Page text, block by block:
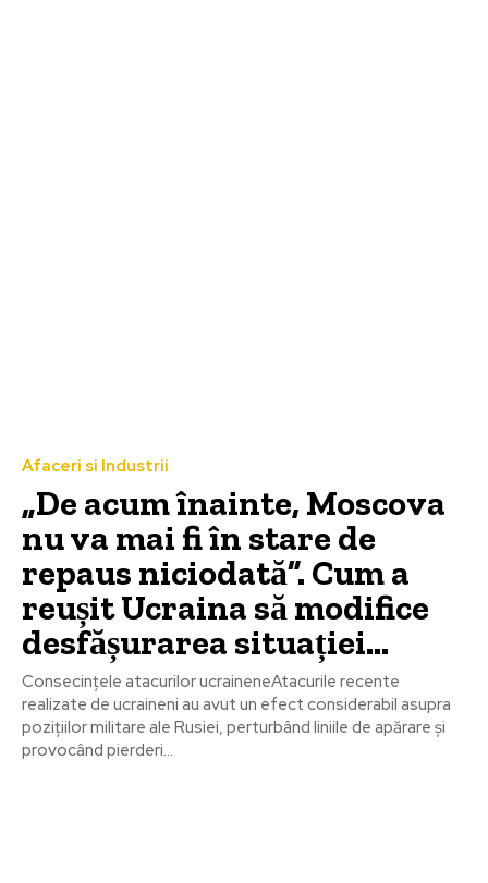
Afaceri si Industrii
„De acum înainte, Moscova
nu va mai fi în stare de
repaus niciodată”. Cum a
reușit Ucraina să modifice
desfășurarea situației…
Consecințele atacurilor ucraineneAtacurile recente
realizate de ucraineni au avut un efect considerabil asupra
pozițiilor militare ale Rusiei, perturbând liniile de apărare și
provocând pierderi...